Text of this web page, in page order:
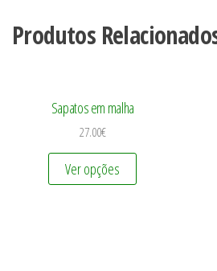
Produtos
Sapatos em malha
27.00€
Ver opções